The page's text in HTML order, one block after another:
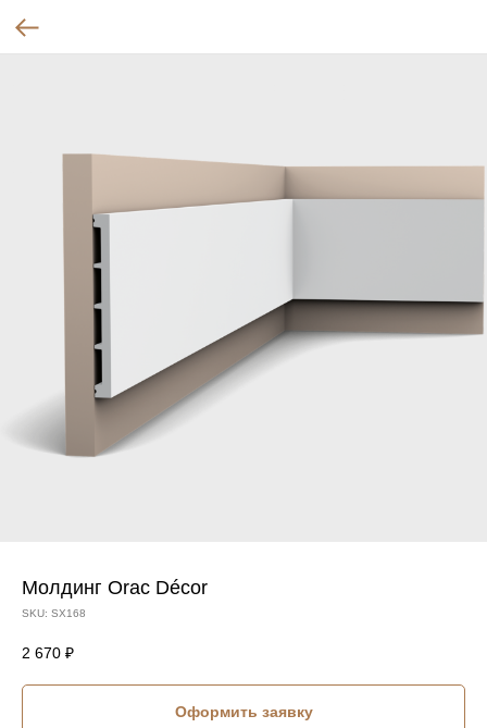
Молдинг Orac Décor
SKU: SX168
2 670 ₽
Оформить заявку